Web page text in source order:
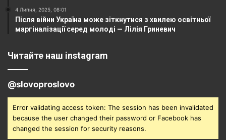
4 Липня, 2025, 08:01
Після війни Україна може зіткнутися з хвилею освітньої
маргіналізації серед молоді — Лілія Гриневич
Читайте наш instagram
@slovoproslovo
Error validating access token: The session has been invalidated
because the user changed their password or Facebook has
changed the session for security reasons.